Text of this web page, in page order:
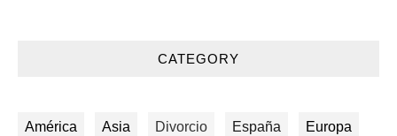
CATEGORY
América Asia Divorcio España Europa